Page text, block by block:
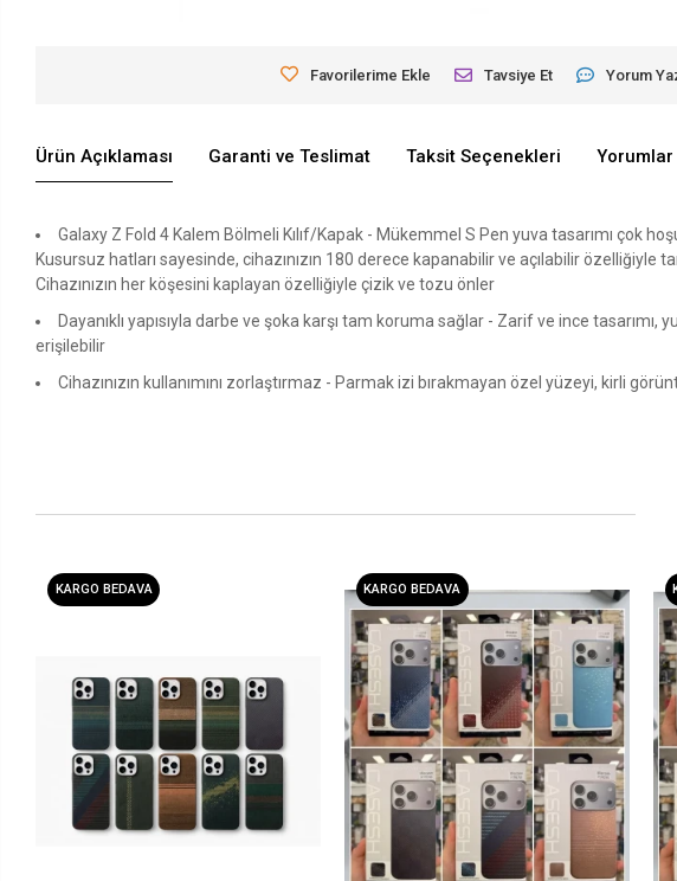
Favorilerime Ekle Tavsiye Et Yorum
Ürün Açıklaması Garanti ve Teslimat Taksit Seçenekleri Yorumlar
Galaxy Z Fold 4 Kalem Bölmeli Kılıf/Kapak - Mükemmel S Pen yuva tasarımı çok
Kusursuz hatları sayesinde, cihazınızın 180 derece kapanabilir ve açılabilir
Cihazınızın her köşesini kaplayan özelliğiyle çizik ve tozu önler
Dayanıklı yapısıyla darbe ve şoka karşı tam koruma sağlar - Zarif ve ince
erişilebilir
Cihazınızın kullanımını zorlaştırmaz - Parmak izi bırakmayan özel yüzeyi, kirli
KARGO BEDAVA KARGO BEDAVA